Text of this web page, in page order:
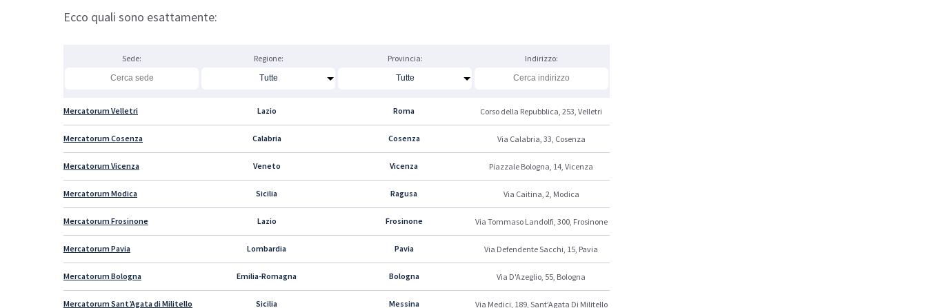
Ecco quali sono esattamente:
Sede: Regione: Provincia: Indirizzo:
Mercatorum Velletri Lazio Roma Corso della Repubblica, 253, Velletri
Mercatorum Cosenza Calabria Cosenza Via Calabria, 33, Cosenza
Mercatorum Vicenza Veneto Vicenza Piazzale Bologna, 14, Vicenza
Mercatorum Modica Sicilia Ragusa Via Caitina, 2, Modica
Mercatorum Frosinone Lazio Frosinone Via Tommaso Landolfi, 300, Frosinone
Mercatorum Pavia Lombardia Pavia Via Defendente Sacchi, 15, Pavia
Mercatorum Bologna Emilia-Romagna Bologna Via D'Azeglio, 55, Bologna
Mercatorum Sant’Agata di Militello Sicilia Messina Via Medici, 189, Sant’Agata Di Militello